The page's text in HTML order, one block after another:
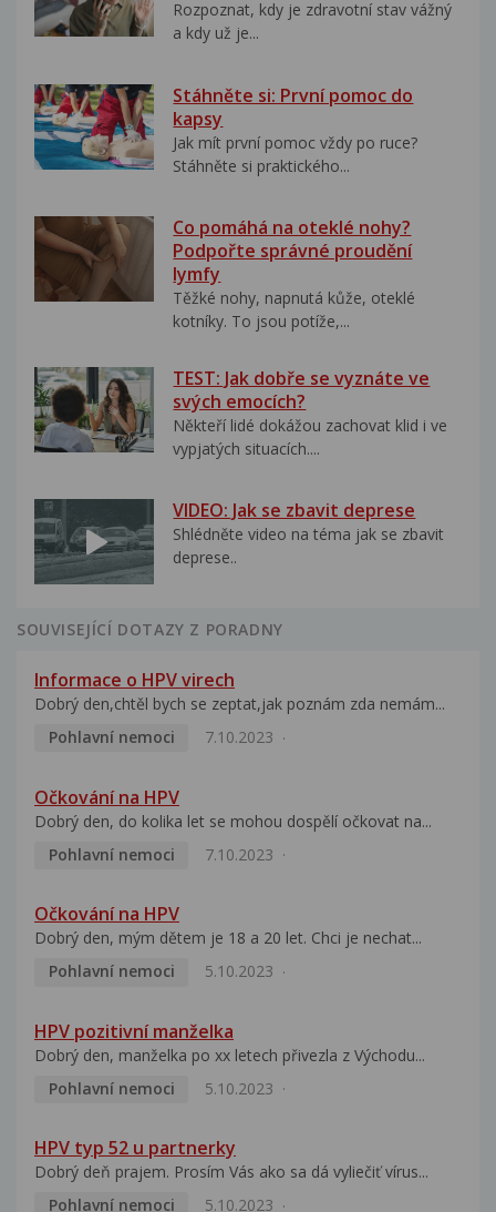
Rozpoznat, kdy je zdravotní stav vážný
a kdy už je...
Stáhněte si: První pomoc do
kapsy
Jak mít první pomoc vždy po ruce?
Stáhněte si praktického...
Co pomáhá na oteklé nohy?
Podpořte správné proudění
lymfy
Těžké nohy, napnutá kůže, oteklé
kotníky. To jsou potíže,...
TEST: Jak dobře se vyznáte ve
svých emocích?
Někteří lidé dokážou zachovat klid i ve
vypjatých situacích....
VIDEO: Jak se zbavit deprese
Shlédněte video na téma jak se zbavit
deprese..
SOUVISEJÍCÍ DOTAZY Z PORADNY
Informace o HPV virech
Dobrý den,chtěl bych se zeptat,jak poznám zda nemám...
Pohlavní nemoci
7.10.2023
Očkování na HPV
Dobrý den, do kolika let se mohou dospělí očkovat na...
Pohlavní nemoci
7.10.2023
Očkování na HPV
Dobrý den, mým dětem je 18 a 20 let. Chci je nechat...
Pohlavní nemoci
5.10.2023
HPV pozitivní manželka
Dobrý den, manželka po xx letech přivezla z Východu...
Pohlavní nemoci
5.10.2023
HPV typ 52 u partnerky
Dobrý deň prajem. Prosím Vás ako sa dá vyliečiť vírus...
Pohlavní nemoci
5.10.2023